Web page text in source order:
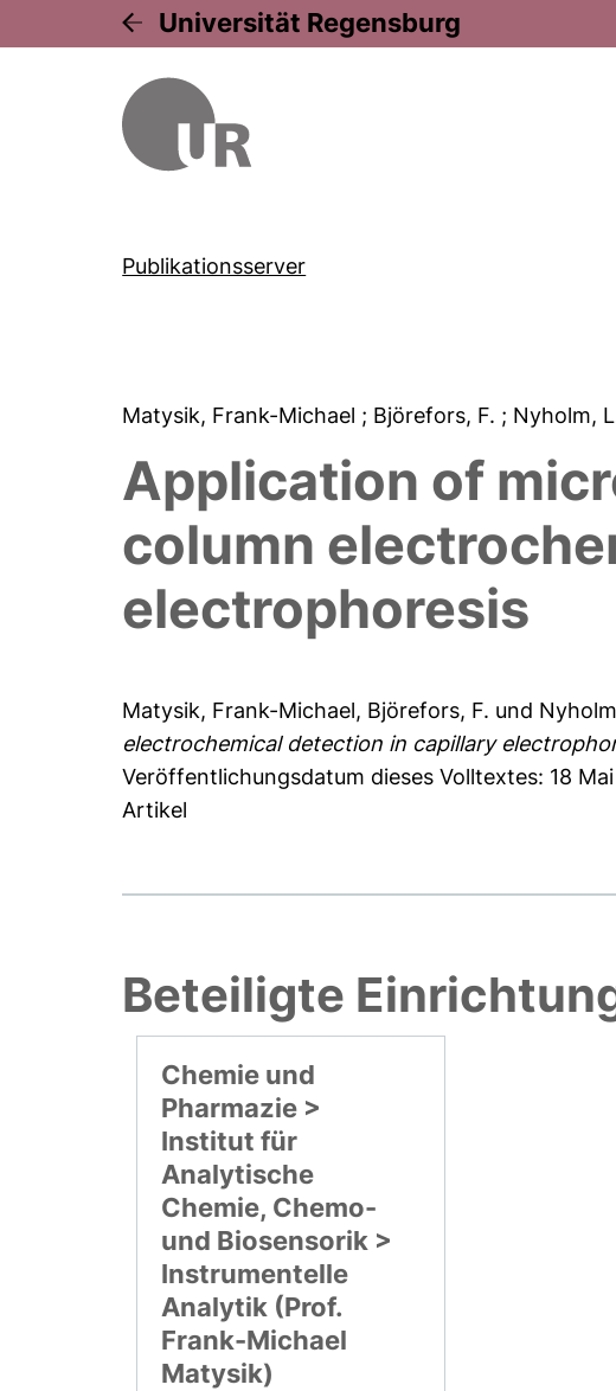
Universität Regensburg
Publikationsserver
Matysik, Frank-Michael ; Björefors, F. ; Nyholm,
Application of
column
electrophoresis
Matysik, Frank-Michael, Björefors, F. und
electrochemical detection in capillary
Veröffentlichungsdatum dieses Volltextes: 18
Artikel
Beteiligte
Chemie und
Pharmazie >
Institut für
Analytische
Chemie, Chemo-
und Biosensorik >
Instrumentelle
Analytik (Prof.
Frank-Michael
Matysik)